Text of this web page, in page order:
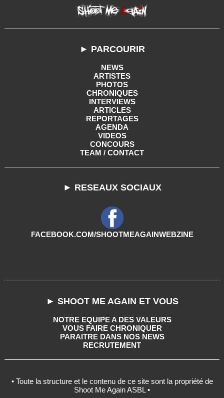
► PARCOURIR
NEWS
ARTISTES
PHOTOS
CHRONIQUES
INTERVIEWS
ARTICLES
REPORTAGES
AGENDA
VIDEOS
CONCOURS
TEAM / CONTACT
► RESEAUX SOCIAUX
FACEBOOK.COM/SHOOTMEAGAINWEBZINE
► SHOOT ME AGAIN ET VOUS
NOTRE EQUIPE A DES VALEURS
VOUS FAIRE CHRONIQUER
PARAITRE DANS NOS NEWS
RECRUTEMENT
• Toute la structure et le contenu de ce site sont la propriété de
Shoot Me Again ASBL •